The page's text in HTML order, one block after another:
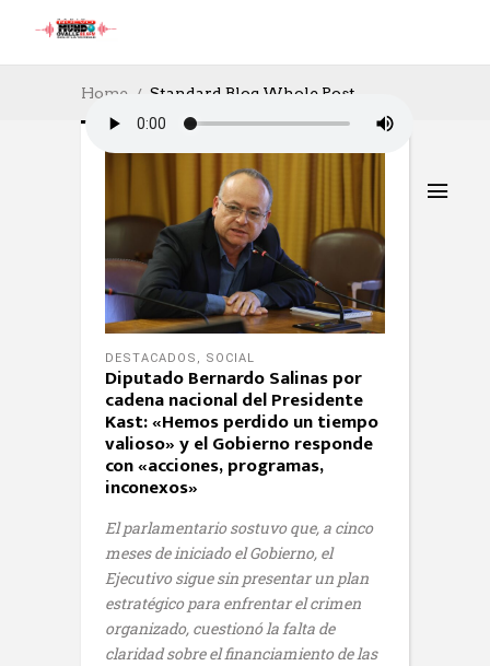
Home Standard Blog Whole Post
DESTACADOS , SOCIAL
Diputado Bernardo Salinas por
cadena nacional del Presidente
Kast: «Hemos perdido un tiempo
valioso» y el Gobierno responde
con «acciones, programas,
inconexos»
El parlamentario sostuvo que, a cinco
meses de iniciado el Gobierno, el
Ejecutivo sigue sin presentar un plan
estratégico para enfrentar el crimen
organizado, cuestionó la falta de
claridad sobre el financiamiento de las